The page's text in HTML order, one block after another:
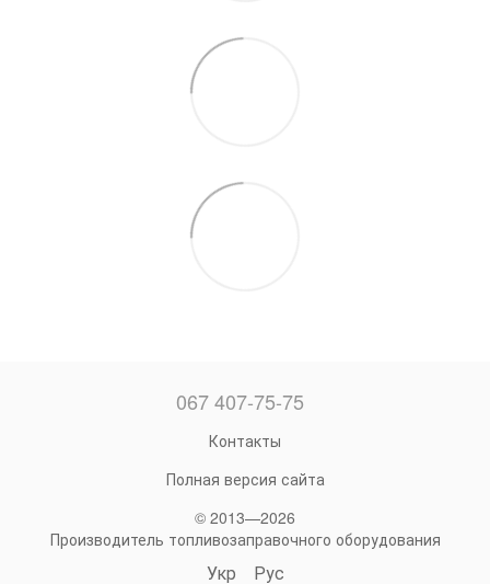
067 407-75-75
Контакты
Полная версия сайта
© 2013—2026
Производитель топливозаправочного оборудования
Укр Рус